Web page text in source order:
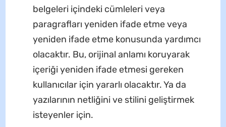
belgeleri içindeki cümleleri veya
paragrafları yeniden ifade etme veya
yeniden ifade etme konusunda yardımcı
olacaktır. Bu, orijinal anlamı koruyarak
içeriği yeniden ifade etmesi gereken
kullanıcılar için yararlı olacaktır. Ya da
yazılarının netliğini ve stilini geliştirmek
isteyenler için.